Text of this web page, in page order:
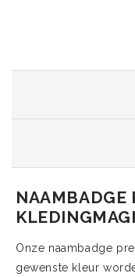
NAAMBADGE
Onze naambadge
gewenste kleur